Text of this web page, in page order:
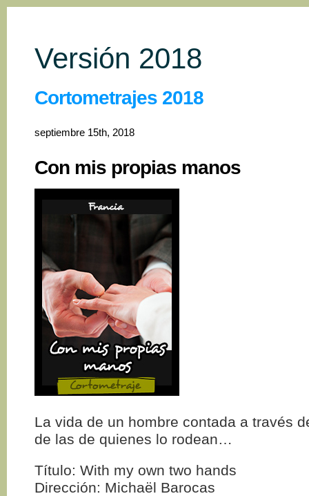
Versión 2018
Cortometrajes 2018
septiembre 15th, 2018
Con mis propias manos
La vida de un hombre contada a través
de las de quienes lo rodean…
Título: With my own two hands
Dirección: Michaël Barocas